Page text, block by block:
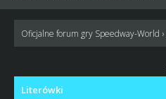
Oficjalne forum gry Speedway-World ›
Literówki